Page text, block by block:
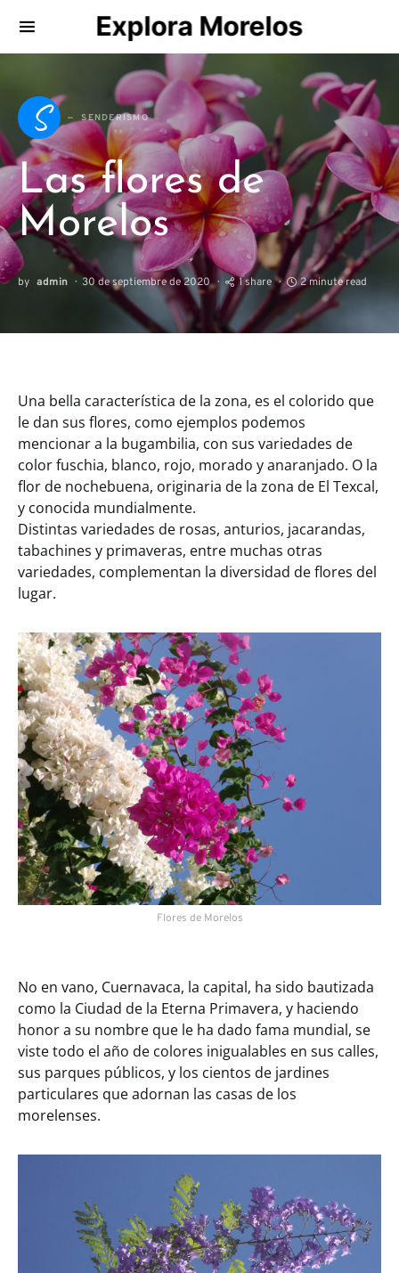
Explora Morelos
Search for:
S SENDERISMO
Las flores de
Morelos
by admin 30 de septiembre de 2020 1 share 2 minute read
Una bella característica de la zona, es el colorido que
le dan sus flores, como ejemplos podemos
mencionar a la bugambilia, con sus variedades de
color fuschia, blanco, rojo, morado y anaranjado. O la
flor de nochebuena, originaria de la zona de El Texcal,
y conocida mundialmente.
Distintas variedades de rosas, anturios, jacarandas,
tabachines y primaveras, entre muchas otras
variedades, complementan la diversidad de flores del
lugar.
Flores de Morelos
No en vano, Cuernavaca, la capital, ha sido bautizada
como la Ciudad de la Eterna Primavera, y haciendo
honor a su nombre que le ha dado fama mundial, se
viste todo el año de colores inigualables en sus calles,
sus parques públicos, y los cientos de jardines
particulares que adornan las casas de los
morelenses.